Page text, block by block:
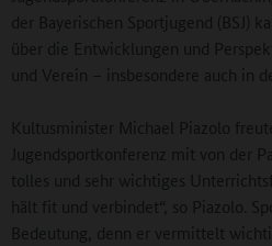
der Bayerischen Sportjugend (BSJ)
über die Entwicklungen und
und Verein – insbesondere auch in
Kultusminister Michael Piazolo
Jugendsportkonferenz mit von der
tolles und sehr wichtiges
hält fit und verbindet“, so Piazolo.
Bedeutung, denn er vermittelt